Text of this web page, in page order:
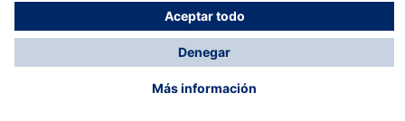
© Dräger Hispania S.A.U., 2024
*Todos los precios no incluyen IVA y posibles gastos
de envío, salvo que indique lo contrario